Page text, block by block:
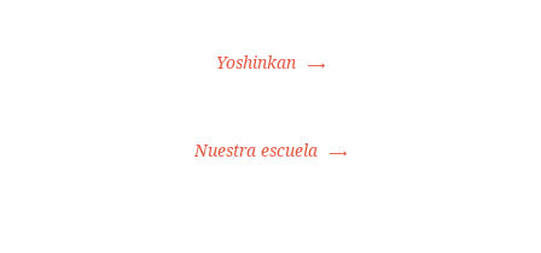
Yoshinkan
Nuestra escuela